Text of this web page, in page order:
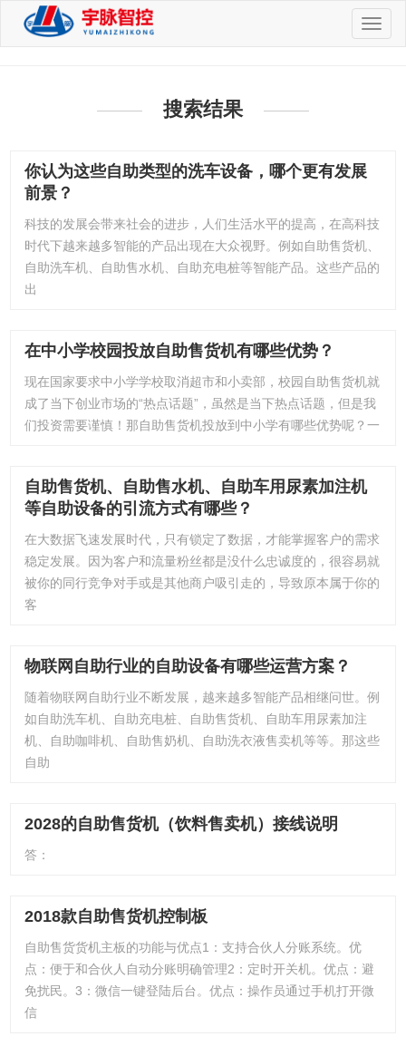
切
换
搜索结果
你认为这些自助类型的洗车设备，哪个更有发展
前景？
科技的发展会带来社会的进步，人们生活水平的提高，在高科技
时代下越来越多智能的产品出现在大众视野。例如自助售货机、
自助洗车机、自助售水机、自助充电桩等智能产品。这些产品的
出
在中小学校园投放自助售货机有哪些优势？
现在国家要求中小学学校取消超市和小卖部，校园自助售货机就
成了当下创业市场的“热点话题”，虽然是当下热点话题，但是我
们投资需要谨慎！那自助售货机投放到中小学有哪些优势呢？一
自助售货机、自助售水机、自助车用尿素加注机
等自助设备的引流方式有哪些？
在大数据飞速发展时代，只有锁定了数据，才能掌握客户的需求
稳定发展。因为客户和流量粉丝都是没什么忠诚度的，很容易就
被你的同行竞争对手或是其他商户吸引走的，导致原本属于你的
客
物联网自助行业的自助设备有哪些运营方案？
随着物联网自助行业不断发展，越来越多智能产品相继问世。例
如自助洗车机、自助充电桩、自助售货机、自助车用尿素加注
机、自助咖啡机、自助售奶机、自助洗衣液售卖机等等。那这些
自助
2028的自助售货机（饮料售卖机）接线说明
答：
2018款自助售货机控制板
自助售货货机主板的功能与优点1：支持合伙人分账系统。优
点：便于和合伙人自动分账明确管理2：定时开关机。优点：避
免扰民。3：微信一键登陆后台。优点：操作员通过手机打开微
信